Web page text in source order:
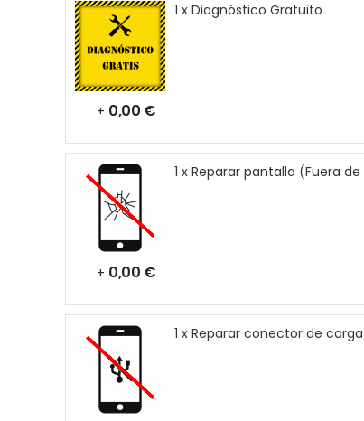
1 x Diagnóstico Gratuito
+ 0,00 €
1 x Reparar pantalla (Fuera
+ 0,00 €
1 x Reparar conector de